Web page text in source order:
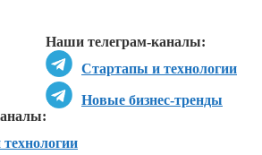
Наши телеграм-каналы:
Стартапы и технологии
Новые бизнес-тренды